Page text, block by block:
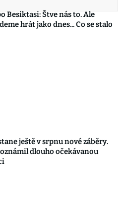
Besiktasi: Štve nás to. Ale
hrát jako dnes... Co se stalo
ještě v srpnu nové záběry.
dlouho očekávanou